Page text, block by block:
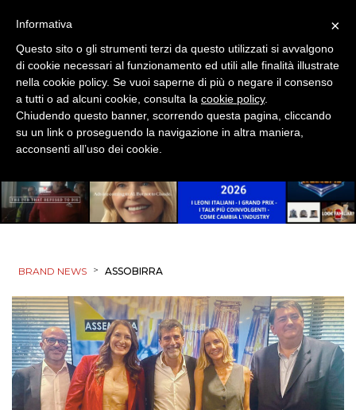
BRAND NEWS > ASSOBIRRA
×
Informativa
Questo sito o gli strumenti terzi da questo utilizzati si avvalgono
di cookie necessari al funzionamento ed utili alle finalità illustrate
nella cookie policy. Se vuoi saperne di più o negare il consenso
a tutti o ad alcuni cookie, consulta la cookie policy.
Chiudendo questo banner, scorrendo questa pagina, cliccando
su un link o proseguendo la navigazione in altra maniera,
acconsenti all’uso dei cookie.